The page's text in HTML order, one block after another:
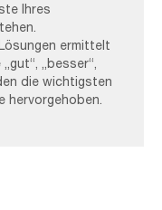
Ihres
ermittelt
„besser“,
die wichtigsten
hervorgehoben.